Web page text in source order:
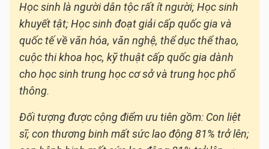
Học sinh là người dân tộc rất ít người; Học sinh
khuyết tật; Học sinh đoạt giải cấp quốc gia và
quốc tế về văn hóa, văn nghệ, thể dục thể thao,
cuộc thi khoa học, kỹ thuật cấp quốc gia dành
cho học sinh trung học cơ sở và trung học phổ
thông.
Đối tượng được cộng điểm ưu tiên gồm: Con liệt
sĩ; con thương binh mất sức lao động 81% trở lên;